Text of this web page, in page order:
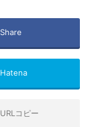
Share
Hatena
URLコピー